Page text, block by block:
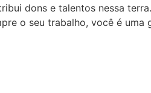
dons e talentos nessa
o seu trabalho, você é